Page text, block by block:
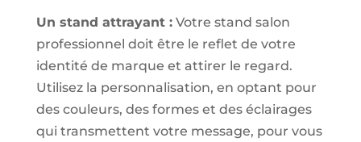
Un stand attrayant :Votre stand salon
professionnel doit être le reflet de votre
identité de marque et attirer le regard.
Utilisez la personnalisation, en optant pour
des couleurs, des formes et des éclairages
qui transmettent votre message, pour vous